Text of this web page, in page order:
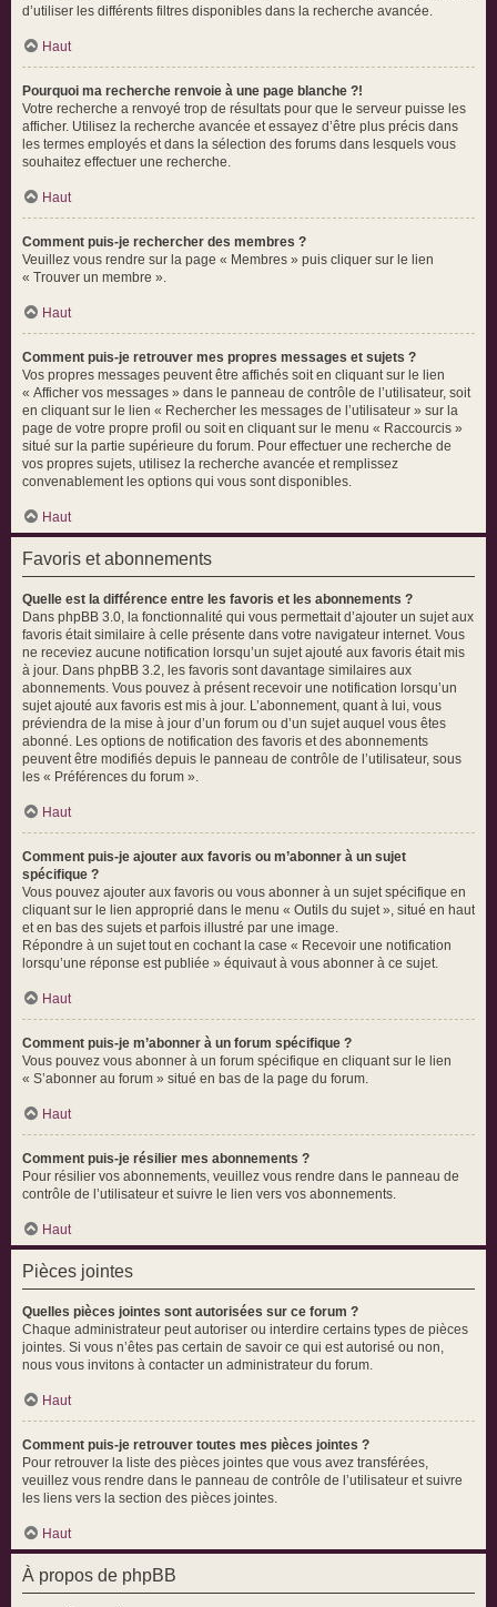
d’utiliser les différents filtres disponibles dans la recherche avancée.
Haut
Pourquoi ma recherche renvoie à une page blanche ?!
Votre recherche a renvoyé trop de résultats pour que le serveur puisse les
afficher. Utilisez la recherche avancée et essayez d’être plus précis dans
les termes employés et dans la sélection des forums dans lesquels vous
souhaitez effectuer une recherche.
Haut
Comment puis-je rechercher des membres ?
Veuillez vous rendre sur la page « Membres » puis cliquer sur le lien
« Trouver un membre ».
Haut
Comment puis-je retrouver mes propres messages et sujets ?
Vos propres messages peuvent être affichés soit en cliquant sur le lien
« Afficher vos messages » dans le panneau de contrôle de l’utilisateur, soit
en cliquant sur le lien « Rechercher les messages de l’utilisateur » sur la
page de votre propre profil ou soit en cliquant sur le menu « Raccourcis »
situé sur la partie supérieure du forum. Pour effectuer une recherche de
vos propres sujets, utilisez la recherche avancée et remplissez
convenablement les options qui vous sont disponibles.
Haut
Favoris et abonnements
Quelle est la différence entre les favoris et les abonnements ?
Dans phpBB 3.0, la fonctionnalité qui vous permettait d’ajouter un sujet aux
favoris était similaire à celle présente dans votre navigateur internet. Vous
ne receviez aucune notification lorsqu’un sujet ajouté aux favoris était mis
à jour. Dans phpBB 3.2, les favoris sont davantage similaires aux
abonnements. Vous pouvez à présent recevoir une notification lorsqu’un
sujet ajouté aux favoris est mis à jour. L’abonnement, quant à lui, vous
préviendra de la mise à jour d’un forum ou d’un sujet auquel vous êtes
abonné. Les options de notification des favoris et des abonnements
peuvent être modifiés depuis le panneau de contrôle de l’utilisateur, sous
les « Préférences du forum ».
Haut
Comment puis-je ajouter aux favoris ou m’abonner à un sujet
spécifique ?
Vous pouvez ajouter aux favoris ou vous abonner à un sujet spécifique en
cliquant sur le lien approprié dans le menu « Outils du sujet », situé en haut
et en bas des sujets et parfois illustré par une image.
Répondre à un sujet tout en cochant la case « Recevoir une notification
lorsqu’une réponse est publiée » équivaut à vous abonner à ce sujet.
Haut
Comment puis-je m’abonner à un forum spécifique ?
Vous pouvez vous abonner à un forum spécifique en cliquant sur le lien
« S’abonner au forum » situé en bas de la page du forum.
Haut
Comment puis-je résilier mes abonnements ?
Pour résilier vos abonnements, veuillez vous rendre dans le panneau de
contrôle de l’utilisateur et suivre le lien vers vos abonnements.
Haut
Pièces jointes
Quelles pièces jointes sont autorisées sur ce forum ?
Chaque administrateur peut autoriser ou interdire certains types de pièces
jointes. Si vous n’êtes pas certain de savoir ce qui est autorisé ou non,
nous vous invitons à contacter un administrateur du forum.
Haut
Comment puis-je retrouver toutes mes pièces jointes ?
Pour retrouver la liste des pièces jointes que vous avez transférées,
veuillez vous rendre dans le panneau de contrôle de l’utilisateur et suivre
les liens vers la section des pièces jointes.
Haut
À propos de phpBB